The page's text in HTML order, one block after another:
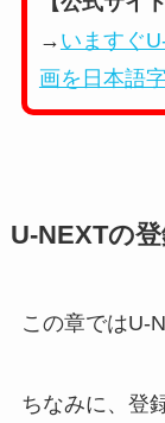
→ いますぐ
画を日本語
U-NEXTの
この章ではU-
ちなみに、登